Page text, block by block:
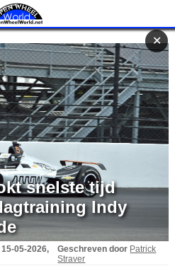
snelste tijd
Indy
15-05-2026,
Geschreven door Patrick
Straver
✕
✕